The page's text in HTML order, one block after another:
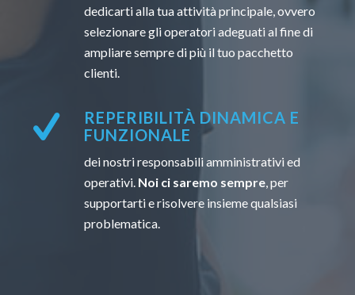
dedicarti alla tua attività principale, ovvero
selezionare gli operatori adeguati al fine di
ampliare sempre di più il tuo pacchetto
clienti.
REPERIBILITÀ DINAMICA E
FUNZIONALE
dei nostri responsabili amministrativi ed
operativi. Noi ci saremo sempre, per
supportarti e risolvere insieme qualsiasi
problematica.